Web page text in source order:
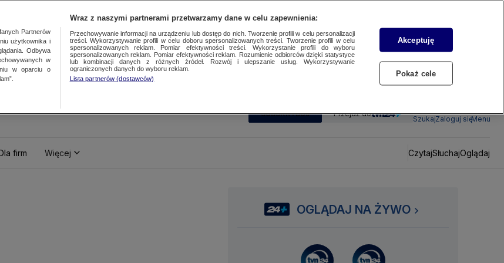
SUBSKRYBUJ Przejdź do
SzukajZaloguj sięMenu
firm Więcej CzytajSłuchajOglądaj
OGLĄDAJ NA ŻYWO
Partnerów
użytkownika i
Odbywa
w
w oparciu o
Wraz z naszymi partnerami przetwarzamy dane w celu zapewnienia:
Przechowywanie informacji na urządzeniu lub dostęp do nich. Tworzenie profili w celu personalizacji
treści. Wykorzystywanie profili w celu doboru spersonalizowanych treści. Tworzenie profili w celu
spersonalizowanych reklam. Pomiar efektywności treści. Wykorzystanie profili do wyboru
spersonalizowanych reklam. Pomiar efektywności reklam. Rozumienie odbiorców dzięki statystyce
lub kombinacji danych z różnych źródeł. Rozwój i ulepszanie usług. Wykorzystywanie
ograniczonych danych do wyboru reklam.
Lista partnerów (dostawców)
Akceptuję
Pokaż cele